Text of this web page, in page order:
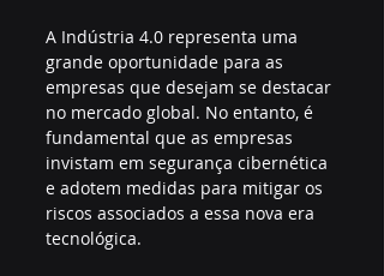
A Indústria 4.0 representa uma
grande oportunidade para as
empresas que desejam se destacar
no mercado global. No entanto, é
fundamental que as empresas
invistam em segurança cibernética
e adotem medidas para mitigar os
riscos associados a essa nova era
tecnológica.